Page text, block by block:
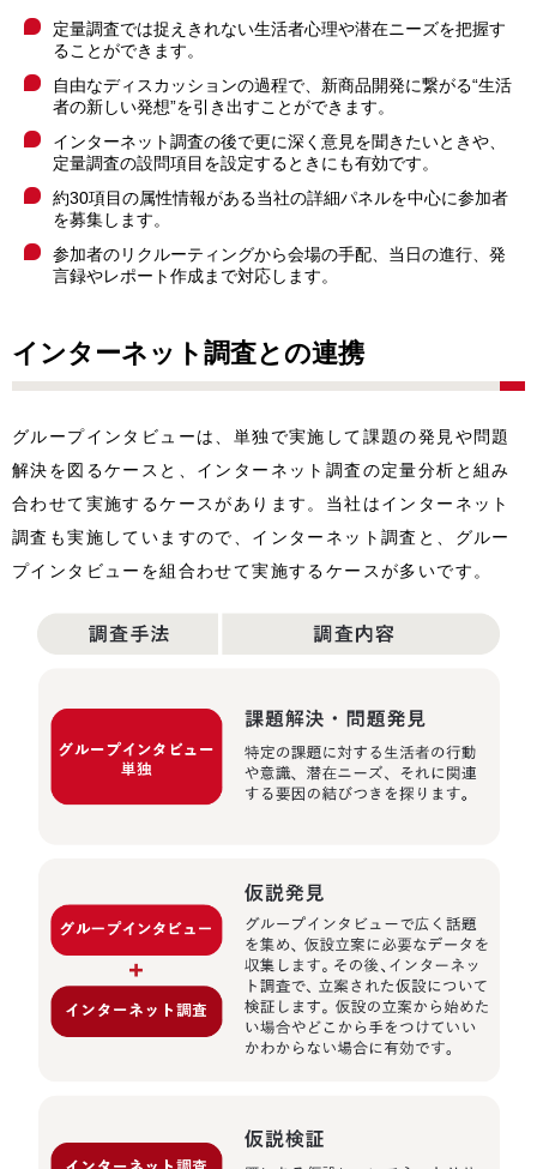
定量調査では捉えきれない生活者心理や潜在ニーズを把握す
ることができます。
自由なディスカッションの過程で、新商品開発に繋がる“生活
者の新しい発想”を引き出すことができます。
インターネット調査の後で更に深く意見を聞きたいときや、
定量調査の設問項目を設定するときにも有効です。
約30項目の属性情報がある当社の詳細パネルを中心に参加者
を募集します。
参加者のリクルーティングから会場の手配、当日の進行、発
言録やレポート作成まで対応します。
インターネット調査との連携
グループインタビューは、単独で実施して課題の発見や問題
解決を図るケースと、インターネット調査の定量分析と組み
合わせて実施するケースがあります。当社はインターネット
調査も実施していますので、インターネット調査と、グルー
プインタビューを組合わせて実施するケースが多いです。